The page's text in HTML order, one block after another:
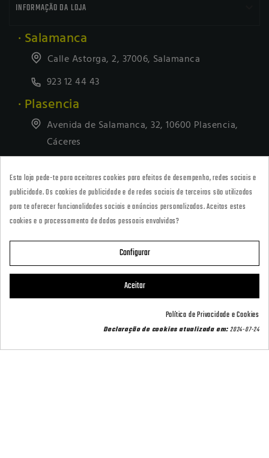
INFORMAÇÃO DA LOJA
· Salamanca
Calle Astorga, 2, 37006, Salamanca
923 12 44 43
· Plasencia
Avenida de Salamanca, 32, 10600 Plasencia,
Cáceres
· Tienda Online
marketing@armeriacarril.com
CATEGORÍAS 
CARRIL OUTDOOR 
Contact us via WhatsApp
Esta loja pede-te para aceitares cookies para efeitos de desempenho, redes sociais e
publicidade. Os cookies de publicidade e de redes sociais de terceiros são utilizados
para te oferecer funcionalidades sociais e anúncios personalizados. Aceitas estes
cookies e o processamento de dados pessoais envolvidos?
Configurar
Aceitar
Política de Privacidade e Cookies
Declaração de cookies atualizada em:2024-07-24